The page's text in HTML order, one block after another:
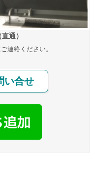
直通）
連絡ください。
い合せ